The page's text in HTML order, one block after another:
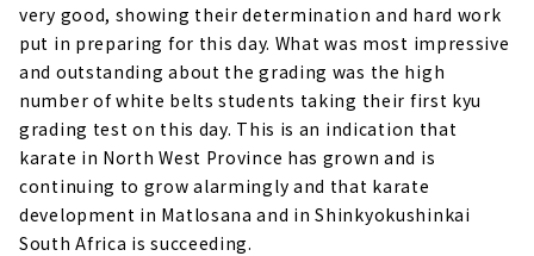
very good, showing their determination and hard work
put in preparing for this day. What was most impressive
and outstanding about the grading was the high
number of white belts students taking their first kyu
grading test on this day. This is an indication that
karate in North West Province has grown and is
continuing to grow alarmingly and that karate
development in Matlosana and in Shinkyokushinkai
South Africa is succeeding.